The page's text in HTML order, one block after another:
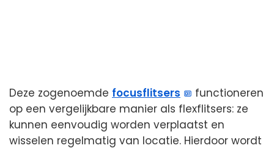
Deze zogenoemde focusflitsers
functioneren
op een vergelijkbare manier als flexflitsers: ze
kunnen eenvoudig worden verplaatst en
wisselen regelmatig van locatie. Hierdoor wordt